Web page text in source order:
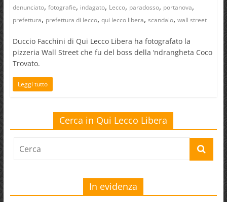
denunciato, fotografie, indagato, Lecco, paradosso, portanova,
prefettura, prefettura di lecco, qui lecco libera, scandalo, wall street
Duccio Facchini di Qui Lecco Libera ha fotografato la
pizzeria Wall Street che fu del boss della ‘ndrangheta Coco
Trovato.
Leggi tutto
Cerca in Qui Lecco Libera
In evidenza